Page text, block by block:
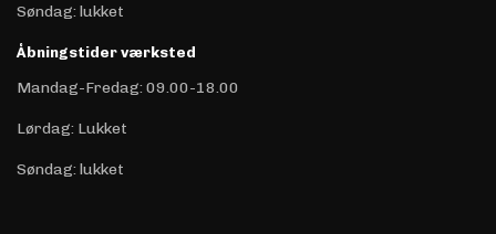
Søndag: lukket
Åbningstider værksted
Mandag-Fredag: 09.00-18.00
Lørdag: Lukket
Søndag: lukket